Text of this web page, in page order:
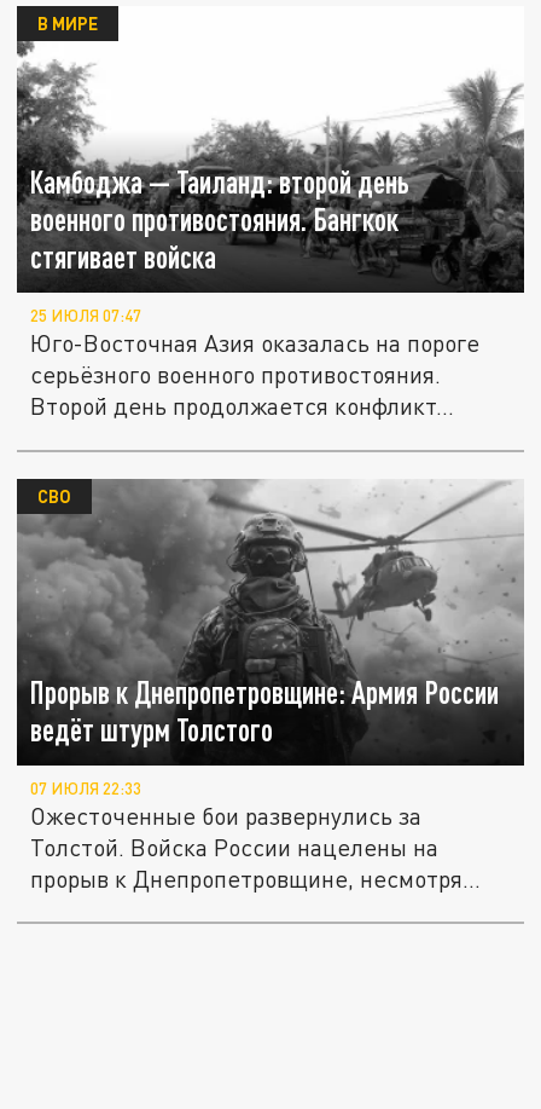
Камбоджа — Таиланд: второй день
военного противостояния. Бангкок
стягивает войска
В МИРЕ
25 ИЮЛЯ 07:47
Юго-Восточная Азия оказалась на пороге
серьёзного военного противостояния.
Второй день продолжается конфликт...
Прорыв к Днепропетровщине: Армия России
ведёт штурм Толстого
СВО
07 ИЮЛЯ 22:33
Ожесточенные бои развернулись за
Толстой. Войска России нацелены на
прорыв к Днепропетровщине, несмотря